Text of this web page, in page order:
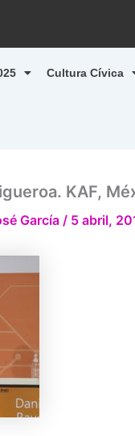
Cultura Cívica
KAF,
García / 5 abril,